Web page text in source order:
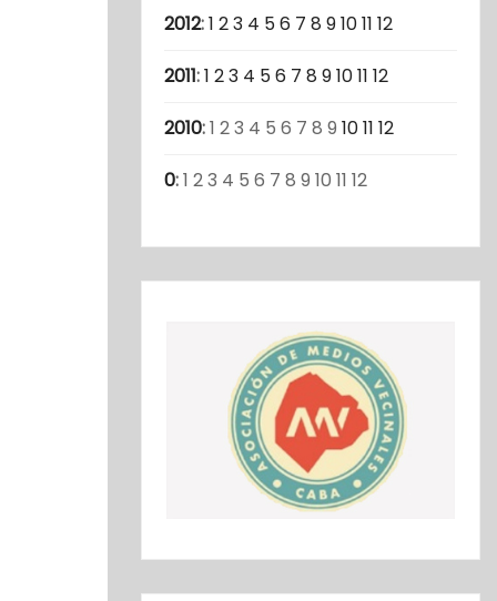
2012:1 23 4 56 7 8 91011 12
2011:1 23 4 56 7 8 91011 12
2010:1 23 4 5 6 7 8 9 1011 12
0:1 23 4 5 6 7 8 9 10 11 12